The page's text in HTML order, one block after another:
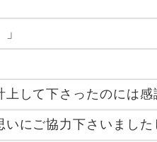
して下さったのには感
にご協力下さいました